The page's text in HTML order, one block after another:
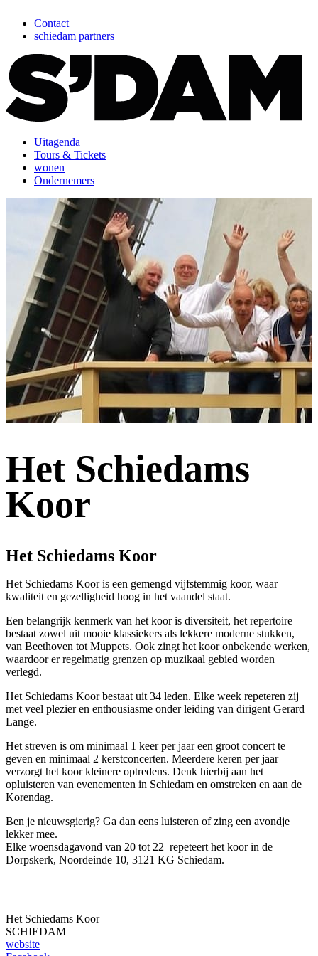
Contact
schiedam partners
Uitagenda
Tours & Tickets
wonen
Ondernemers
Het Schiedams
Koor
Het Schiedams Koor
Het Schiedams Koor is een gemengd vijfstemmig koor, waar
kwaliteit en gezelligheid hoog in het vaandel staat.
Een belangrijk kenmerk van het koor is diversiteit, het repertoire
bestaat zowel uit mooie klassiekers als lekkere moderne stukken,
van Beethoven tot Muppets. Ook zingt het koor onbekende werken,
waardoor er regelmatig grenzen op muzikaal gebied worden
verlegd.
Het Schiedams Koor bestaat uit 34 leden. Elke week repeteren zij
met veel plezier en enthousiasme onder leiding van dirigent Gerard
Lange.
Het streven is om minimaal 1 keer per jaar een groot concert te
geven en minimaal 2 kerstconcerten. Meerdere keren per jaar
verzorgt het koor kleinere optredens. Denk hierbij aan het
opluisteren van evenementen in Schiedam en omstreken en aan de
Korendag.
Ben je nieuwsgierig? Ga dan eens luisteren of zing een avondje
lekker mee.
Elke woensdagavond van 20 tot 22 repeteert het koor in de
Dorpskerk, Noordeinde 10, 3121 KG Schiedam.
Het Schiedams Koor
SCHIEDAM
website